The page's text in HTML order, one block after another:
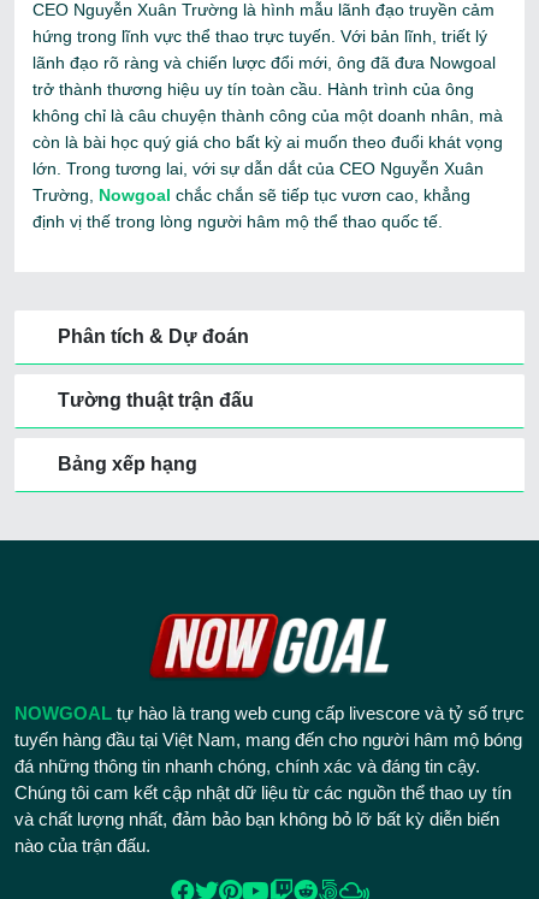
CEO Nguyễn Xuân Trường là hình mẫu lãnh đạo truyền cảm
hứng trong lĩnh vực thể thao trực tuyến. Với bản lĩnh, triết lý
lãnh đạo rõ ràng và chiến lược đổi mới, ông đã đưa Nowgoal
trở thành thương hiệu uy tín toàn cầu. Hành trình của ông
không chỉ là câu chuyện thành công của một doanh nhân, mà
còn là bài học quý giá cho bất kỳ ai muốn theo đuổi khát vọng
lớn. Trong tương lai, với sự dẫn dắt của CEO Nguyễn Xuân
Trường, Nowgoal chắc chắn sẽ tiếp tục vươn cao, khẳng
định vị thế trong lòng người hâm mộ thể thao quốc tế.
Phân tích & Dự đoán
Tường thuật trận đấu
Bảng xếp hạng
NOWGOAL tự hào là trang web cung cấp livescore và tỷ số trực
tuyến hàng đầu tại Việt Nam, mang đến cho người hâm mộ bóng
đá những thông tin nhanh chóng, chính xác và đáng tin cậy.
Chúng tôi cam kết cập nhật dữ liệu từ các nguồn thể thao uy tín
và chất lượng nhất, đảm bảo bạn không bỏ lỡ bất kỳ diễn biến
nào của trận đấu.